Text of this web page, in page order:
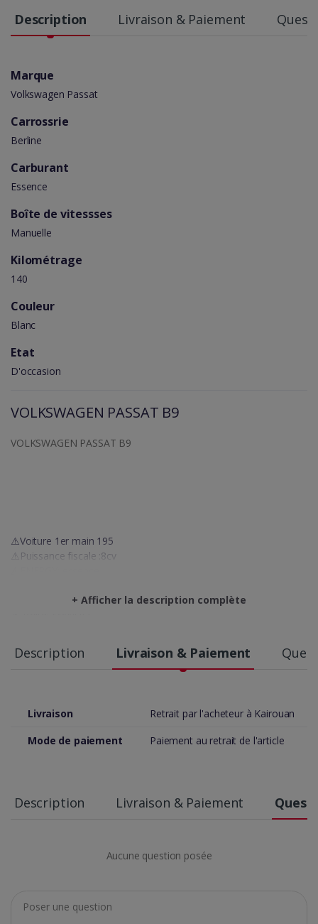
Description Livraison & Paiement
Marque
Volkswagen Passat
Carrossrie
Berline
Carburant
Essence
Boîte de vitessses
Manuelle
Kilométrage
140
Couleur
Blanc
Etat
D'occasion
VOLKSWAGEN PASSAT B9
VOLKSWAGEN PASSAT B9
⚠️Voiture 1er main 195
⚠️Puissance fiscale :8cv
⚠️ Date de mise en circulation : 8/2017
💠OPTION
✅ USB | Bluetooth....
✅ Sièges tissu
✅ Volant Cuir multifonctions
☎️ 23755419
+ Afficher la description complète
Description Livraison & Paiement
Livraison
Retrait par l'acheteur à Kairouan
Mode de paiement
Paiement au retrait de l'article
Description Livraison & Paiement
Aucune question posée